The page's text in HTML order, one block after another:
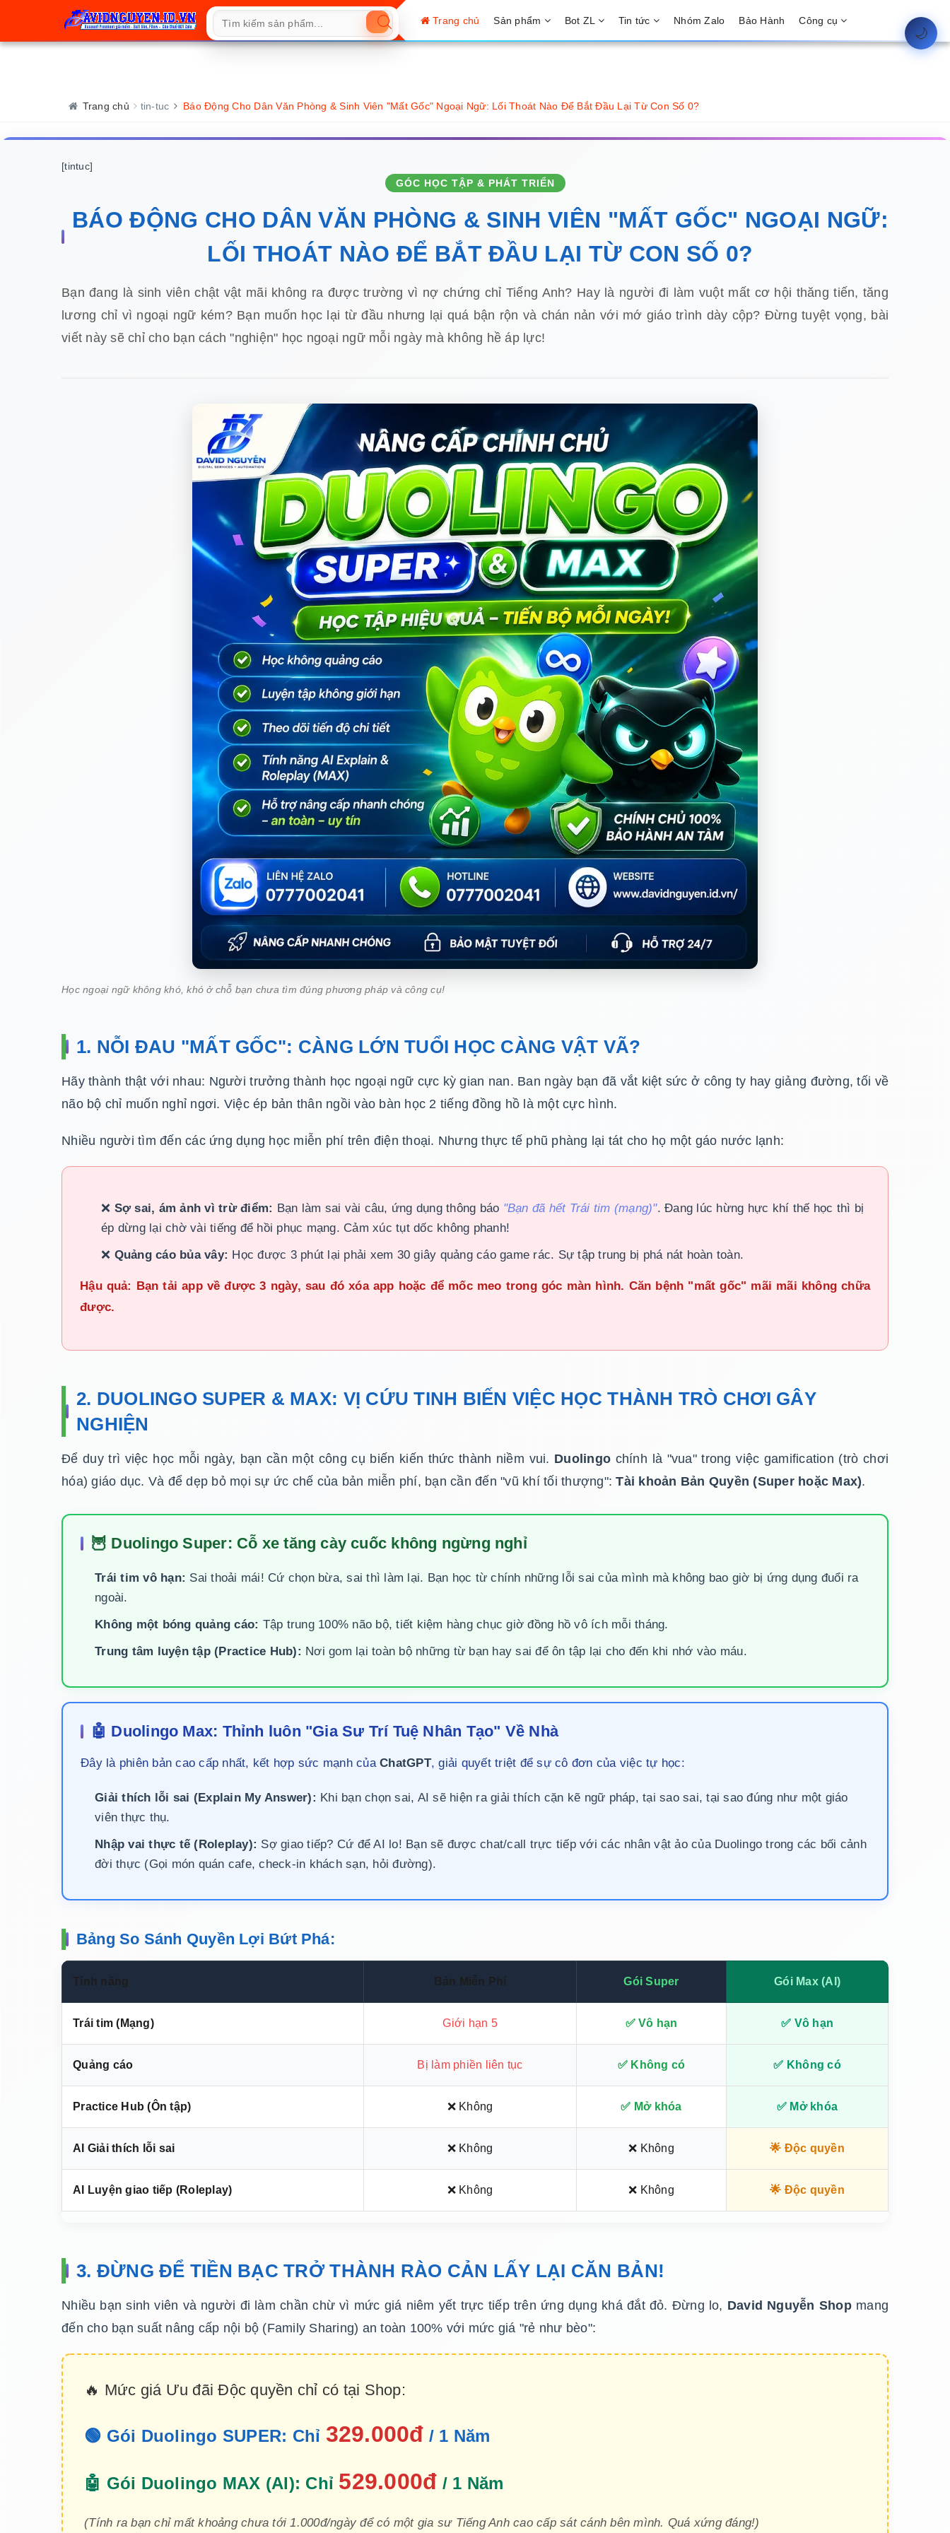
🌙
Trang chủ Sản phẩm Bot ZL Tin tức Nhóm Zalo Bảo Hành Công cụ
Trang chủ tin-tuc Báo Động Cho Dân Văn Phòng & Sinh Viên "Mất Gốc" Ngoại Ngữ: Lối Thoát Nào Để Bắt Đầu Lại Từ Con Số 0?
[tintuc]
GÓC HỌC TẬP & PHÁT TRIỂN
BÁO ĐỘNG CHO DÂN VĂN PHÒNG & SINH VIÊN "MẤT GỐC" NGOẠI NGỮ:
LỐI THOÁT NÀO ĐỂ BẮT ĐẦU LẠI TỪ CON SỐ 0?
Bạn đang là sinh viên chật vật mãi không ra được trường vì nợ chứng chỉ Tiếng Anh? Hay là người đi làm vuột mất cơ hội thăng tiến, tăng
lương chỉ vì ngoại ngữ kém? Bạn muốn học lại từ đầu nhưng lại quá bận rộn và chán nản với mớ giáo trình dày cộp? Đừng tuyệt vọng, bài
viết này sẽ chỉ cho bạn cách "nghiện" học ngoại ngữ mỗi ngày mà không hề áp lực!
Học ngoại ngữ không khó, khó ở chỗ bạn chưa tìm đúng phương pháp và công cụ!
1. NỖI ĐAU "MẤT GỐC": CÀNG LỚN TUỔI HỌC CÀNG VẬT VÃ?
Hãy thành thật với nhau: Người trưởng thành học ngoại ngữ cực kỳ gian nan. Ban ngày bạn đã vắt kiệt sức ở công ty hay giảng đường, tối về
não bộ chỉ muốn nghỉ ngơi. Việc ép bản thân ngồi vào bàn học 2 tiếng đồng hồ là một cực hình.
Nhiều người tìm đến các ứng dụng học miễn phí trên điện thoại. Nhưng thực tế phũ phàng lại tát cho họ một gáo nước lạnh:
❌ Sợ sai, ám ảnh vì trừ điểm: Bạn làm sai vài câu, ứng dụng thông báo "Bạn đã hết Trái tim (mạng)". Đang lúc hừng hực khí thế học thì bị
ép dừng lại chờ vài tiếng để hồi phục mạng. Cảm xúc tụt dốc không phanh!
❌ Quảng cáo bủa vây: Học được 3 phút lại phải xem 30 giây quảng cáo game rác. Sự tập trung bị phá nát hoàn toàn.
Hậu quả: Bạn tải app về được 3 ngày, sau đó xóa app hoặc để mốc meo trong góc màn hình. Căn bệnh "mất gốc" mãi mãi không chữa
được.
2. DUOLINGO SUPER & MAX: VỊ CỨU TINH BIẾN VIỆC HỌC THÀNH TRÒ CHƠI GÂY
NGHIỆN
Để duy trì việc học mỗi ngày, bạn cần một công cụ biến kiến thức thành niềm vui. Duolingo chính là "vua" trong việc gamification (trò chơi
hóa) giáo dục. Và để dẹp bỏ mọi sự ức chế của bản miễn phí, bạn cần đến "vũ khí tối thượng":Tài khoản Bản Quyền (Super hoặc Max).
🦉 Duolingo Super: Cỗ xe tăng cày cuốc không ngừng nghỉ
Trái tim vô hạn: Sai thoải mái! Cứ chọn bừa, sai thì làm lại. Bạn học từ chính những lỗi sai của mình mà không bao giờ bị ứng dụng đuổi ra
ngoài.
Không một bóng quảng cáo: Tập trung 100% não bộ, tiết kiệm hàng chục giờ đồng hồ vô ích mỗi tháng.
Trung tâm luyện tập (Practice Hub): Nơi gom lại toàn bộ những từ bạn hay sai để ôn tập lại cho đến khi nhớ vào máu.
🤖 Duolingo Max: Thỉnh luôn "Gia Sư Trí Tuệ Nhân Tạo" Về Nhà
Đây là phiên bản cao cấp nhất, kết hợp sức mạnh của ChatGPT, giải quyết triệt để sự cô đơn của việc tự học:
Giải thích lỗi sai (Explain My Answer): Khi bạn chọn sai, AI sẽ hiện ra giải thích cặn kẽ ngữ pháp, tại sao sai, tại sao đúng như một giáo
viên thực thụ.
Nhập vai thực tế (Roleplay): Sợ giao tiếp? Cứ để AI lo! Bạn sẽ được chat/call trực tiếp với các nhân vật ảo của Duolingo trong các bối cảnh
đời thực (Gọi món quán cafe, check-in khách sạn, hỏi đường).
Bảng So Sánh Quyền Lợi Bứt Phá:
Tính năng Bản Miễn Phí Gói Super Gói Max (AI)
Trái tim (Mạng) Giới hạn 5 ✅ Vô hạn ✅ Vô hạn
Quảng cáo Bị làm phiền liên tục ✅ Không có ✅ Không có
Practice Hub (Ôn tập) ❌ Không ✅ Mở khóa ✅ Mở khóa
AI Giải thích lỗi sai ❌ Không ❌ Không 🌟 Độc quyền
AI Luyện giao tiếp (Roleplay) ❌ Không ❌ Không 🌟 Độc quyền
3. ĐỪNG ĐỂ TIỀN BẠC TRỞ THÀNH RÀO CẢN LẤY LẠI CĂN BẢN!
Nhiều bạn sinh viên và người đi làm chần chừ vì mức giá niêm yết trực tiếp trên ứng dụng khá đắt đỏ. Đừng lo, David Nguyễn Shopmang
đến cho bạn suất nâng cấp nội bộ (Family Sharing) an toàn 100% với mức giá "rẻ như bèo":
🔥 Mức giá Ưu đãi Độc quyền chỉ có tại Shop:
🟢 Gói Duolingo SUPER: Chỉ 329.000đ / 1 Năm
🤖 Gói Duolingo MAX (AI): Chỉ 529.000đ / 1 Năm
(Tính ra bạn chỉ mất khoảng chưa tới 1.000đ/ngày để có một gia sư Tiếng Anh cao cấp sát cánh bên mình. Quá xứng đáng!)